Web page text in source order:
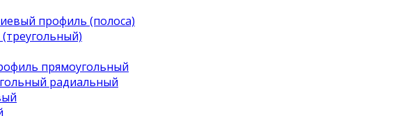
профиль (полоса)
прямоугольный
радиальный